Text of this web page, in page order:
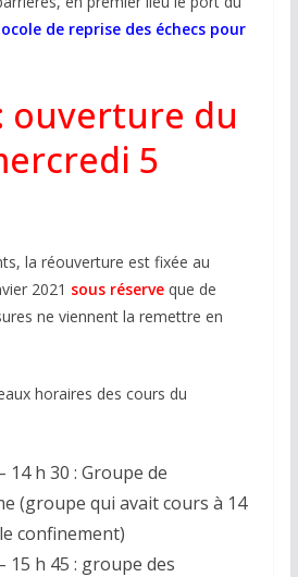
de reprise des échecs pour
ouverture du
5
la réouverture est fixée au
2021 sous réserveque de
ne viennent la remettre en
horaires des cours du
14 h 30 : Groupe de
(groupe qui avait cours à 14
confinement)
15 h 45 : groupe des